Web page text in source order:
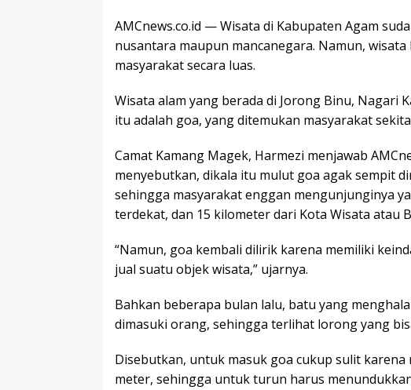
AMCnews.co.id — Wisata di Kabupaten Agam
nusantara maupun mancanegara. Namun,
masyarakat secara luas.
Wisata alam yang berada di Jorong Binu, Nagari
itu adalah goa, yang ditemukan masyarakat
Camat Kamang Magek, Harmezi menjawab
menyebutkan, dikala itu mulut goa agak sempit
sehingga masyarakat enggan mengunjunginya
terdekat, dan 15 kilometer dari Kota Wisata atau
“Namun, goa kembali dilirik karena memiliki
jual suatu objek wisata,” ujarnya.
Bahkan beberapa bulan lalu, batu yang
dimasuki orang, sehingga terlihat lorong yang
Disebutkan, untuk masuk goa cukup sulit
meter, sehingga untuk turun harus